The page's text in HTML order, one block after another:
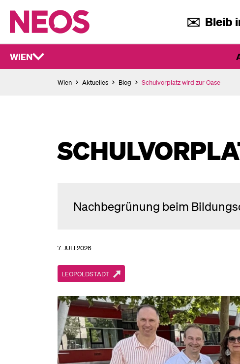
✉️ Bleib
WIEN
Wien Aktuelles Blog Schulvorplatz wird zur Oase
Nachbegrünung beim
7. JULI 2026
LEOPOLDSTADT